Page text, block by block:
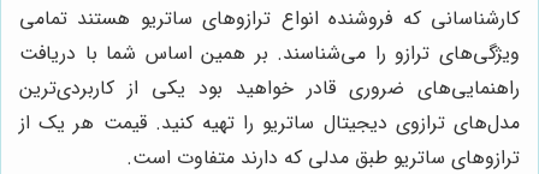
کارشناسانی که فروشنده انواع ترازوهای ساتریو هستند تمامی
ویژگی‌های ترازو را می‌شناسند. بر همین اساس شما با دریافت
راهنمایی‌های ضروری قادر خواهید بود یکی از کاربردی‌ترین
مدل‌های ترازوی دیجیتال ساتریو را تهیه کنید. قیمت هر یک از
ترازوهای ساتریو طبق مدلی که دارند متفاوت است.